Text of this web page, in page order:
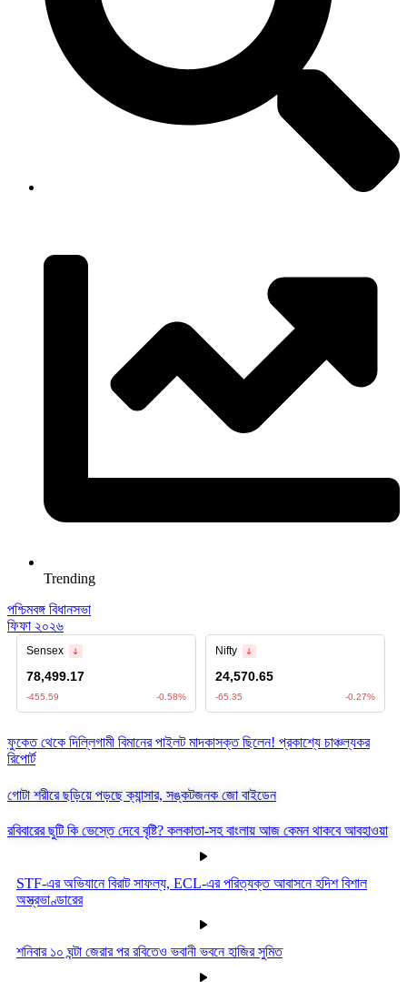
Trending
পশ্চিমবঙ্গ বিধানসভা
ফিফা ২০২৬
ফুকেত থেকে দিল্লিগামী বিমানের পাইলট মাদকাসক্ত ছিলেন! প্রকাশ্যে চাঞ্চল্যকর
রিপোর্ট
গোটা শরীরে ছড়িয়ে পড়ছে ক্যান্সার, সঙ্কটজনক জো বাইডেন
রবিবারের ছুটি কি ভেস্তে দেবে বৃষ্টি? কলকাতা-সহ বাংলায় আজ কেমন থাকবে আবহাওয়া
STF-এর অভিযানে বিরাট সাফল্য, ECL-এর পরিত্যক্ত আবাসনে হদিশ বিশাল
অস্ত্রভাণ্ডারের
শনিবার ১০ ঘন্টা জেরার পর রবিতেও ভবানী ভবনে হাজির সুমিত